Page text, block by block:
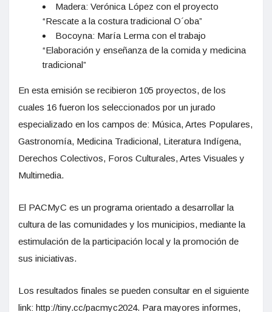
Madera: Verónica López con el proyecto
“Rescate a la costura tradicional O´oba”
Bocoyna: María Lerma con el trabajo
“Elaboración y enseñanza de la comida y medicina
tradicional”
En esta emisión se recibieron 105 proyectos, de los
cuales 16 fueron los seleccionados por un jurado
especializado en los campos de: Música, Artes Populares,
Gastronomía, Medicina Tradicional, Literatura Indígena,
Derechos Colectivos, Foros Culturales, Artes Visuales y
Multimedia.
El PACMyC es un programa orientado a desarrollar la
cultura de las comunidades y los municipios, mediante la
estimulación de la participación local y la promoción de
sus iniciativas.
Los resultados finales se pueden consultar en el siguiente
link: http://tiny.cc/pacmyc2024. Para mayores informes,